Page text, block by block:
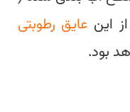
این عایق رطوبتی
بود.